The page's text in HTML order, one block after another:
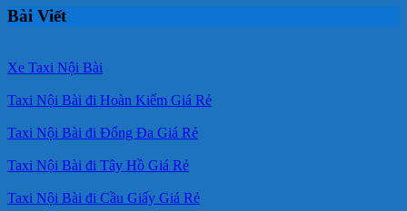
Bài Viết
Xe Taxi Nội Bài
Taxi Nội Bài đi Hoàn Kiếm Giá Rẻ
Taxi Nội Bài đi Đống Đa Giá Rẻ
Taxi Nội Bài đi Tây Hồ Giá Rẻ
Taxi Nội Bài đi Cầu Giấy Giá Rẻ